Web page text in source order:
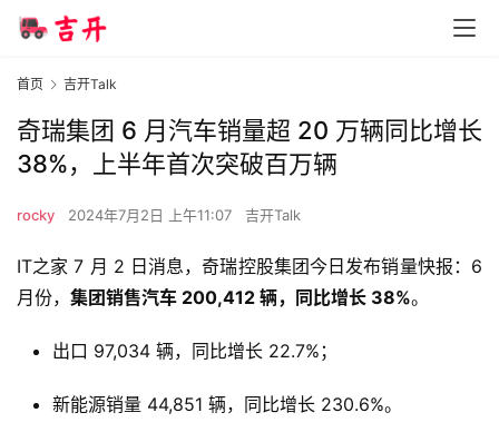
首页 吉开Talk
奇瑞集团 6 月汽车销量超 20 万辆同比增长
38%，上半年首次突破百万辆
rocky 2024年7月2日 上午11:07 吉开Talk
IT之家 7 月 2 日消息，奇瑞控股集团今日发布销量快报：6
月份， 集团销售汽车 200,412 辆，同比增长 38%。
出口 97,034 辆，同比增长 22.7%；
新能源销量 44,851 辆，同比增长 230.6%。